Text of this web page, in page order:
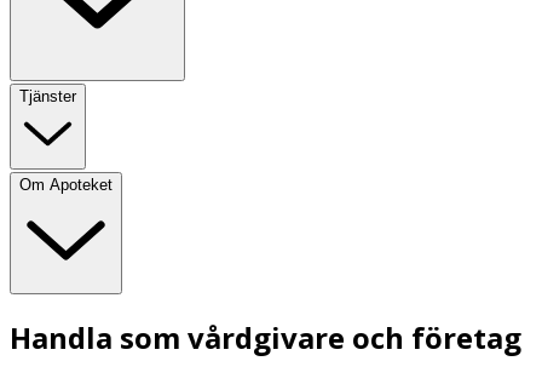
Tjänster
Om Apoteket
Handla som vårdgivare och företag